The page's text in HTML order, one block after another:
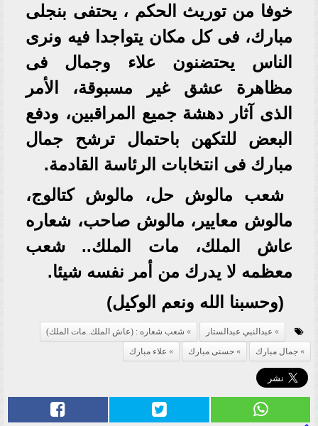
خوفا من توريث الحكم ، يحتفى بنجلى
مبارك، فى كل مكان يتواجدا فيه ونرى
الناس يحتضنون علاء وجمال فى
مظاهرة عشق غير مسبوقة، الأمر
الذى آثار دهشة جميع المراقبين، ودفع
البعض للتكهن باحتمال ترشح جمال
مبارك فى انتخابات الرئاسة القادمة.
شعب مالوش حل، مالوش كتالوج،
مالوش معايير، مالوش صاحب، شعاره
عاش الملك، مات الملك.. شعب
معظمه لا يدرك من أمر نفسه شيئا.
(وحسبنا الله ونعم الوكيل)
عبدالنبي عبدالستار
شعب شعاره : (عاش الملك..مات الملك)
جمال مبارك
حسنى مبارك علاء مبارك